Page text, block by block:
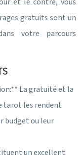
gratuits sont un
votre parcours
La gratuité et la
tarot les rendent
budget ou leur
un excellent